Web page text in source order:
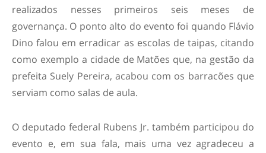
realizados nesses primeiros seis meses de
governança. O ponto alto do evento foi quando Flávio
Dino falou em erradicar as escolas de taipas, citando
como exemplo a cidade de Matões que, na gestão da
prefeita Suely Pereira, acabou com os barracões que
serviam como salas de aula.
O deputado federal Rubens Jr. também participou do
evento e, em sua fala, mais uma vez agradeceu a